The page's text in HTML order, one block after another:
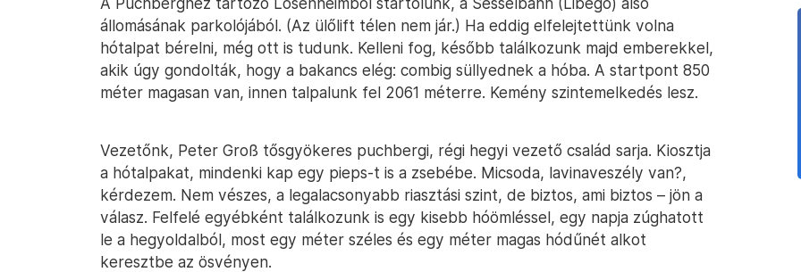
állomásának parkolójából. (Az ülőlift télen nem jár.) Ha eddig elfelejtettünk volna
hótalpat bérelni, még ott is tudunk. Kelleni fog, később találkozunk majd emberekkel,
akik úgy gondolták, hogy a bakancs elég: combig süllyednek a hóba. A startpont 850
méter magasan van, innen talpalunk fel 2061 méterre. Kemény szintemelkedés lesz.
Vezetőnk, Peter Groß tősgyökeres puchbergi, régi hegyi vezető család sarja. Kiosztja
a hótalpakat, mindenki kap egy pieps-t is a zsebébe. Micsoda, lavinaveszély van?,
kérdezem. Nem vészes, a legalacsonyabb riasztási szint, de biztos, ami biztos – jön a
válasz. Felfelé egyébként találkozunk is egy kisebb hóömléssel, egy napja zúghatott
le a hegyoldalból, most egy méter széles és egy méter magas hódűnét alkot
keresztbe az ösvényen.